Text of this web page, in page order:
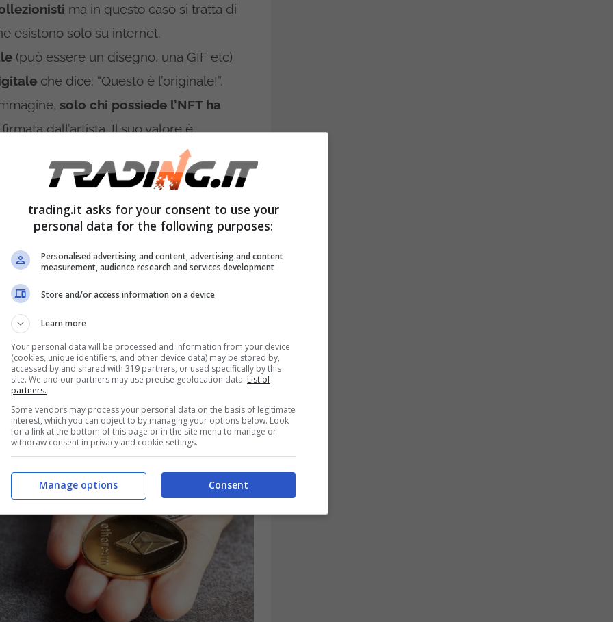
ma in questo caso si tratta di
esistono solo su internet.
(può essere un disegno, una GIF etc)
che dice: “Questo è l’originale!”.
solo chi possiede l’NFT ha
dall’artista. Il suo valore è
quello delle crypto: esiste perché noi
perché non è presente nel mondo
con gli NFT
Le criptovalute vengono utilizzate per
di scambio per questo commercio.
blockchain viene tutto registrato
la blockchain tiene traccia di chi
trading.it asks for your consent to use your
personal data for the following purposes:
Personalised advertising and content, advertising and content
measurement, audience research and services development
Store and/or access information on a device
Learn more
Your personal data will be processed and information from your device
(cookies, unique identifiers, and other device data) may be stored by,
accessed by and shared with 319 partners, or used specifically by this
site. We and our partners may use precise geolocation data. List of
partners.
Some vendors may process your personal data on the basis of legitimate
interest, which you can object to by managing your options below. Look
for a link at the bottom of this page or in the site menu to manage or
withdraw consent in privacy and cookie settings.
Consent
Manage options